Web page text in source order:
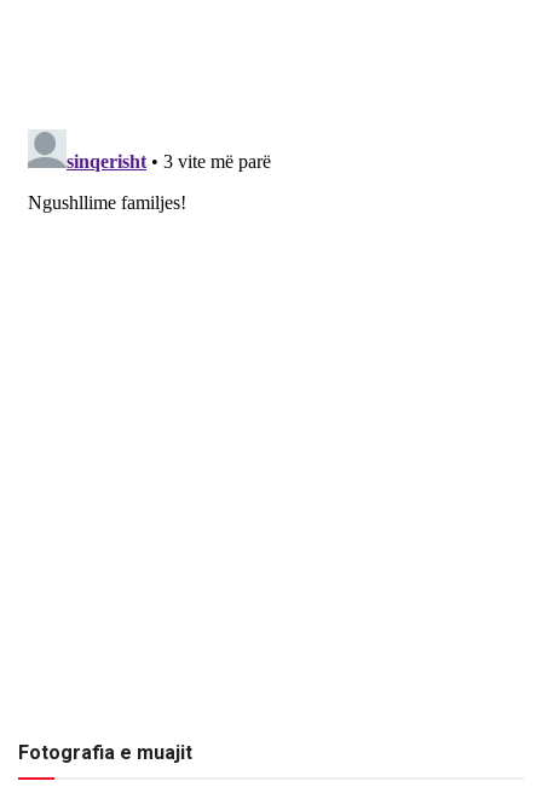
Fotografia e muajit